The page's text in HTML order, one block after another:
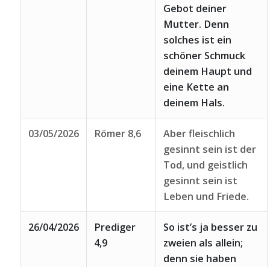
Gebot deiner
Mutter. Denn
solches ist ein
schöner Schmuck
deinem Haupt und
eine Kette an
deinem Hals.
03/05/2026 Römer 8,6
Aber fleischlich
gesinnt sein ist der
Tod, und geistlich
gesinnt sein ist
Leben und Friede.
26/04/2026
Prediger
4,9
So ist’s ja besser zu
zweien als allein;
denn sie haben